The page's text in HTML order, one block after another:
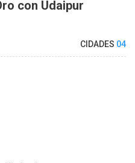
con Udaipur
CIDADES 04